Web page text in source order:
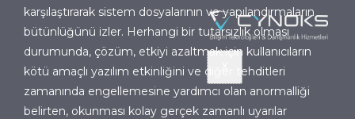
karşılaştırarak sistem dosyalarının ve yapılandırmaların
bütünlüğünü izler. Herhangi bir tutarsızlık olması
durumunda, çözüm, etkiyi azaltmak için kullanıcıların
kötü amaçlı yazılım etkinliğini ve diğer tehditleri
zamanında engellemesine yardımcı olan anormalliği
belirten, okunması kolay gerçek zamanlı uyarılar